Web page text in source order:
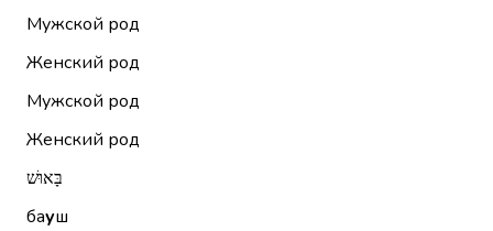
Мужской род
Женский род
Мужской род
Женский род
בָּאוּשׁ
бауш